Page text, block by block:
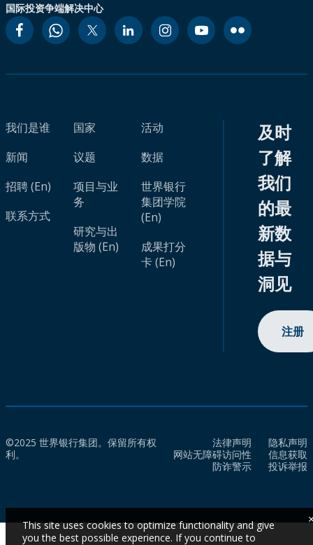
国际投资争端解决中心
我们是谁
新闻
招聘 (En)
联系方式
国家
议题
项目与业
务
研究与出
版物 (En)
活动
数据
世界银行
集团学院
(En)
成果打分
卡 (En)
及时
了解
我们
的最
新数
据与
洞见
注册
©2025 世界银行集团。保留所有权
利。
法律声明
隐私声明
网站无障碍访问性
信息获取
防诈警示
投诉举报
This site uses cookies to optimize functionality and give
you the best possible experience. If you continue to